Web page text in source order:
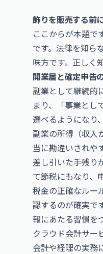
飾りを販売する前
ここからが本題で
です。法律を知ら
味方です。正しく
開業届と確定申告
副業として継続的
まり、「事業とし
選べるようになり
副業の所得（収入
当に勘違いされや
差し引いた手残り
て節税にもなり、
税金の正確なルー
認するのが確実で
報にあたる習慣を
クラウド会計サー
会計や経理の実務